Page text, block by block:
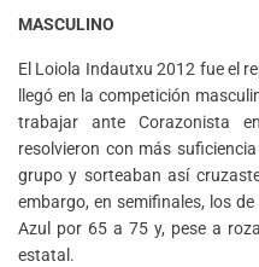
MASCULINO
El Loiola Indautxu 2012 fue el
llegó en la competición
trabajar ante Corazonista
resolvieron con más
grupo y sorteaban así
embargo, en semifinales, los
Azul por 65 a 75 y, pese a
estatal.